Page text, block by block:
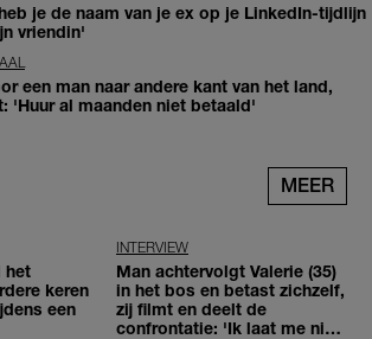
je de naam van je ex op je LinkedIn-tijdlijn
vriendin'
een man naar andere kant van het land,
'Huur al maanden niet betaald'
MEER
het
keren
een
INTERVIEW
Man achtervolgt Valerie (35)
in het bos en betast zichzelf,
zij filmt en deelt de
confrontatie: 'Ik laat me niet